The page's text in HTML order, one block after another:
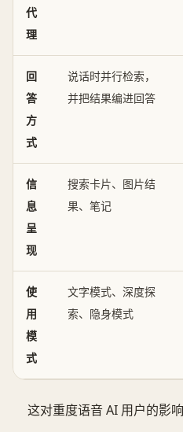
代
理
回
答
方
式
说话时并行检索，
并把结果编进回答
信
息
呈
现
搜索卡片、图片结
果、笔记
使
用
模
式
文字模式、深度探
索、隐身模式
这对重度语音 AI 用户的影响